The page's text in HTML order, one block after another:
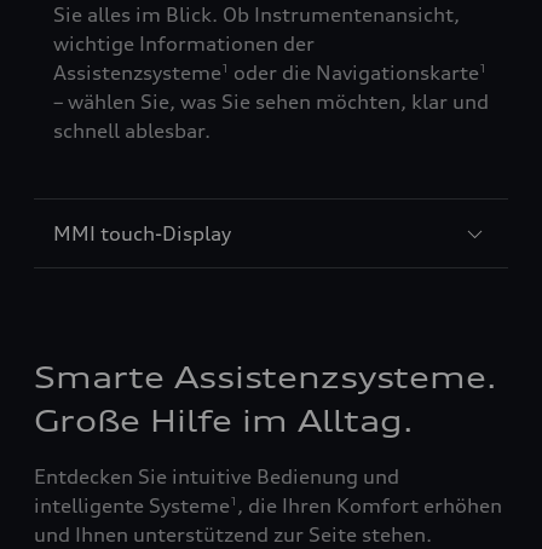
Sie alles im Blick. Ob Instrumentenansicht,
wichtige Informationen der
Assistenzsysteme1 oder die Navigationskarte1
– wählen Sie, was Sie sehen möchten, klar und
schnell ablesbar.
MMI touch-Display
Smarte Assistenzsysteme.
Große Hilfe im Alltag.
Entdecken Sie intuitive Bedienung und
intelligente Systeme1 , die Ihren Komfort erhöhen
und Ihnen unterstützend zur Seite stehen.